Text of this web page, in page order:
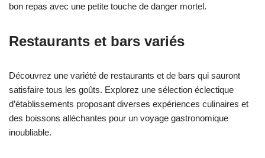
bon repas avec une petite touche de danger mortel.
Restaurants et bars variés
Découvrez une variété de restaurants et de bars qui sauront
satisfaire tous les goûts. Explorez une sélection éclectique
d’établissements proposant diverses expériences culinaires et
des boissons alléchantes pour un voyage gastronomique
inoubliable.